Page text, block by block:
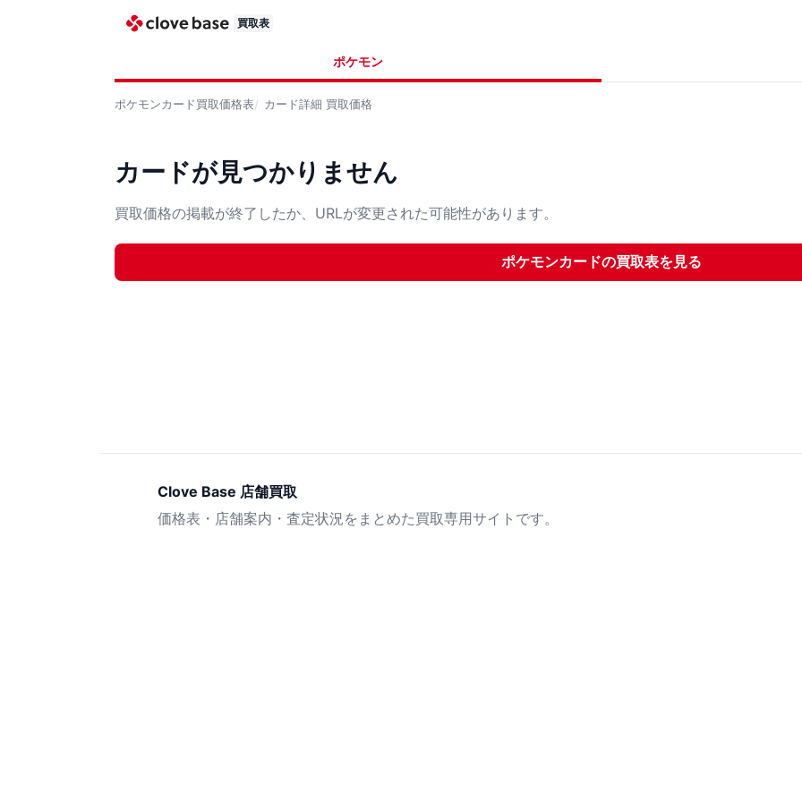
買取表
ポケモン
ポケモンカード買取価格表 カード詳細 買取価格
カードが見つかりません
買取価格の掲載が終了したか、URLが変更された可能性があります。
ポケモンカードの買取表を見る
Clove Base 店舗買取
価格表・店舗案内・査定状況をまとめた買取専用サイトです。